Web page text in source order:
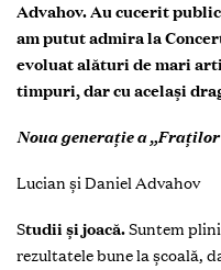
Advahov. Au cucerit
am putut admira la
evoluat alături de mari
timpuri, dar cu același
Noua generație a
Lucian și Daniel Advahov
Studii și joacă.Suntem
rezultatele bune la școală,